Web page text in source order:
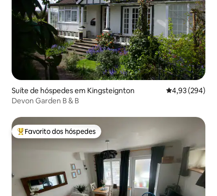
Suíte de hóspedes em Kingsteignton Classificação
4,93 (294)
Devon Garden B & B
Favoritos dos hóspedes mais apreciados
Favorito dos hóspedes